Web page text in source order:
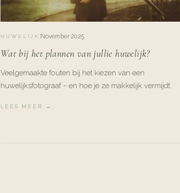
HUWELIJK November 2025
Wat bij het plannen van jullie huwelijk?
Veelgemaakte fouten bij het kiezen van een
huwelijksfotograaf – en hoe je ze makkelijk vermijdt.
LEES MEER →